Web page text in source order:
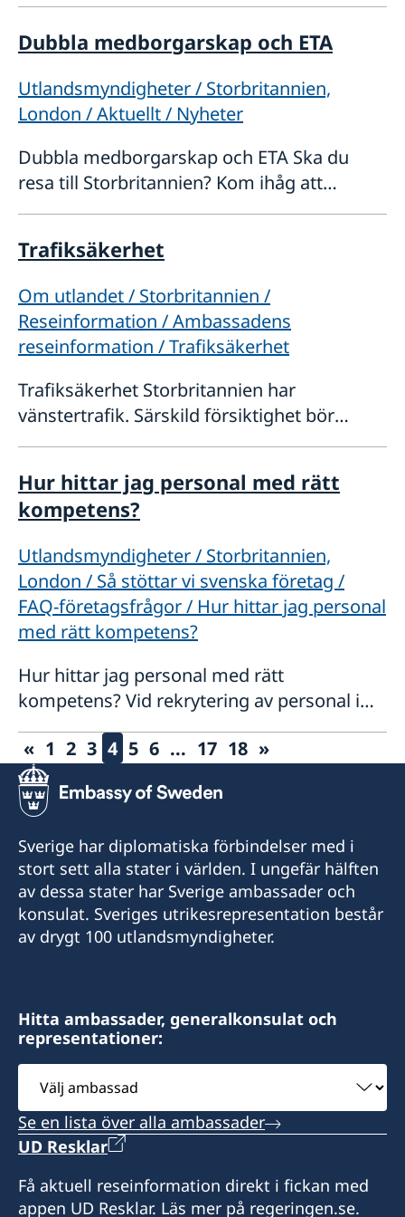
Storbritannien är en ledande destination
Dubbla medborgarskap och ETA
Utlandsmyndigheter / Storbritannien,
London / Aktuellt / Nyheter
Dubbla medborgarskap och ETA Ska du
resa till Storbritannien? Kom ihåg att
ansöka om ett elektroniskt resetillstånd
medborgare med uppehållstillstånd i
Trafiksäkerhet
Om utlandet / Storbritannien /
Reseinformation / Ambassadens
reseinformation / Trafiksäkerhet
Trafiksäkerhet Storbritannien har
vänstertrafik. Särskild försiktighet bör
därför iakttas vid i synnerhet i korsningar
att använda bilbälte för alla
Hur hittar jag personal med rätt
kompetens?
Utlandsmyndigheter / Storbritannien,
London / Så stöttar vi svenska företag /
FAQ-företagsfrågor / Hur hittar jag personal
med rätt kompetens?
Hur hittar jag personal med rätt
kompetens? Vid rekrytering av personal i
Storbritannien är det viktigt att förstå lokala
förutsättningar gällande visum, regler och
kontrakt samt rådande löneläge och
« 1 2 3 4 5 6 ... 17 18 »
Sverige har diplomatiska förbindelser med i
stort sett alla stater i världen. I ungefär hälften
av dessa stater har Sverige ambassader och
konsulat. Sveriges utrikesrepresentation består
av drygt 100 utlandsmyndigheter.
Hitta ambassader, generalkonsulat och
representationer:
Välj
ambassad
Se en lista över alla ambassader
UD Resklar
Få aktuell reseinformation direkt i fickan med
appen UD Resklar. Läs mer på regeringen.se.